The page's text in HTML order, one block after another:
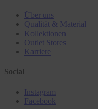
Über uns
Qualität & Material
Kollektionen
Outlet Stores
Karriere
Social
Instagram
Facebook